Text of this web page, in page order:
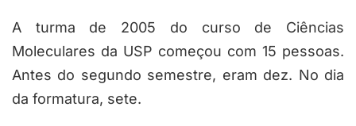
A turma de 2005 do curso de Ciências
Moleculares da USP começou com 15 pessoas.
Antes do segundo semestre, eram dez. No dia
da formatura, sete.